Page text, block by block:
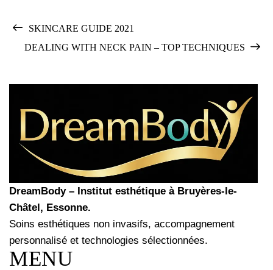
SKINCARE GUIDE 2021
DEALING WITH NECK PAIN – TOP TECHNIQUES
DreamBody – Institut esthétique à Bruyères-le-
Châtel, Essonne.
Soins esthétiques non invasifs, accompagnement
personnalisé et technologies sélectionnées.
MENU